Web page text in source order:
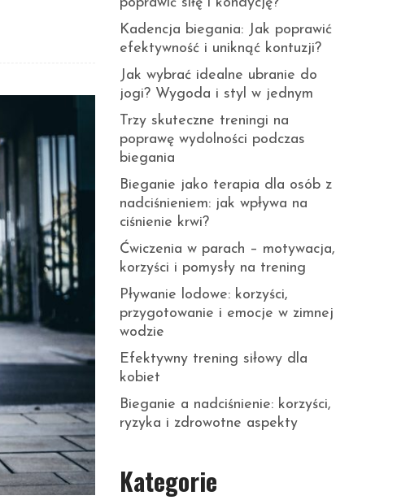
Kadencja biegania: Jak poprawić
efektywność i uniknąć kontuzji?
Jak wybrać idealne ubranie do
jogi? Wygoda i styl w jednym
Trzy skuteczne treningi na
poprawę wydolności podczas
biegania
Bieganie jako terapia dla osób z
nadciśnieniem: jak wpływa na
ciśnienie krwi?
Ćwiczenia w parach – motywacja,
korzyści i pomysły na trening
Pływanie lodowe: korzyści,
przygotowanie i emocje w zimnej
wodzie
Efektywny trening siłowy dla
kobiet
Bieganie a nadciśnienie: korzyści,
ryzyka i zdrowotne aspekty
Kategorie